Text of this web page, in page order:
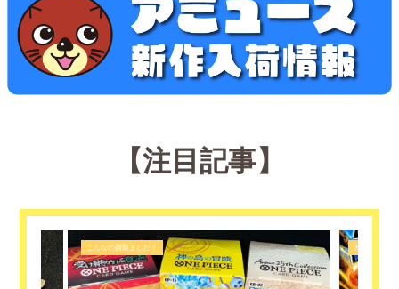
【注目記事】
こんなの買取ました！ カード